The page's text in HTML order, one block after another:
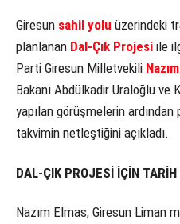
Giresun sahil yolu üzerindeki
planlanan Dal-Çık Projesi ile
Parti Giresun Milletvekili
Bakanı Abdülkadir Uraloğlu ve
yapılan görüşmelerin
takvimin netleştiğini açıkladı.
DAL-ÇIK PROJESİ İÇİN
Nazım Elmas, Giresun Liman